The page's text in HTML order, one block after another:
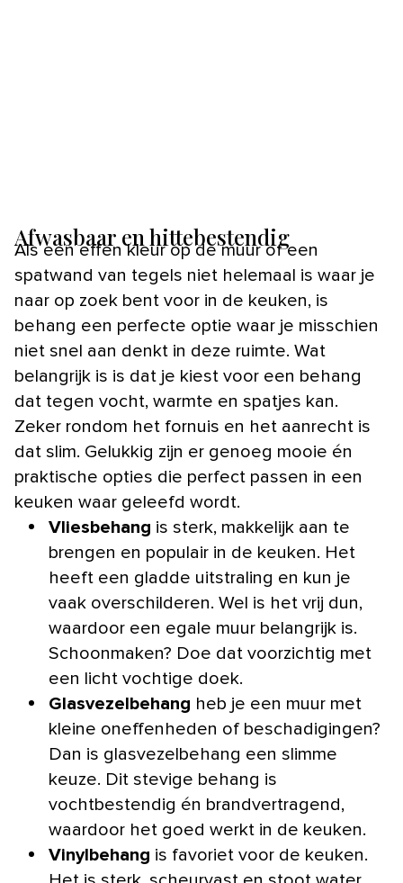
Afwasbaar en hittebestendig
Als een effen kleur op de muur of een
spatwand van tegels niet helemaal is waar je
naar op zoek bent voor in de keuken, is
behang een perfecte optie waar je misschien
niet snel aan denkt in deze ruimte. Wat
belangrijk is is dat je kiest voor een behang
dat tegen vocht, warmte en spatjes kan.
Zeker rondom het fornuis en het aanrecht is
dat slim. Gelukkig zijn er genoeg mooie én
praktische opties die perfect passen in een
keuken waar geleefd wordt.
Vliesbehang is sterk, makkelijk aan te
brengen en populair in de keuken. Het
heeft een gladde uitstraling en kun je
vaak overschilderen. Wel is het vrij dun,
waardoor een egale muur belangrijk is.
Schoonmaken? Doe dat voorzichtig met
een licht vochtige doek.
Glasvezelbehang heb je een muur met
kleine oneffenheden of beschadigingen?
Dan is glasvezelbehang een slimme
keuze. Dit stevige behang is
vochtbestendig én brandvertragend,
waardoor het goed werkt in de keuken.
Vinylbehang is favoriet voor de keuken.